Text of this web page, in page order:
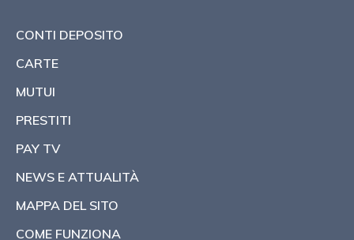
CONTI DEPOSITO
CARTE
MUTUI
PRESTITI
PAY TV
NEWS E ATTUALITÀ
MAPPA DEL SITO
COME FUNZIONA